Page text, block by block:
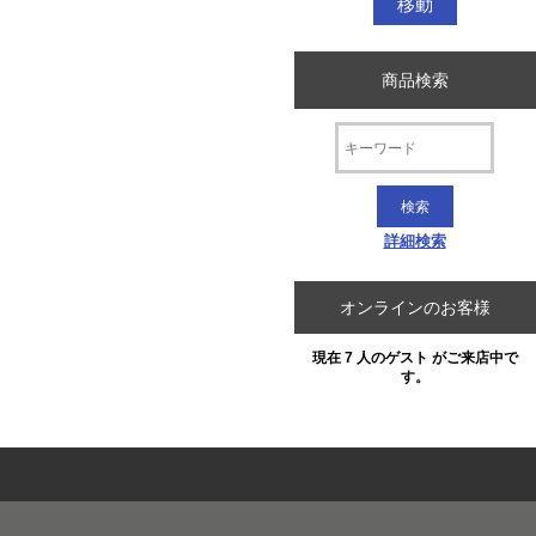
商品検索
詳細検索
オンラインのお客様
現在 7 人のゲスト がご来店中で
す。